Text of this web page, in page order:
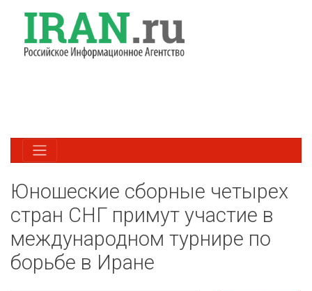
Юношеские сборные четырех
стран СНГ примут участие в
международном турнире по
борьбе в Иране